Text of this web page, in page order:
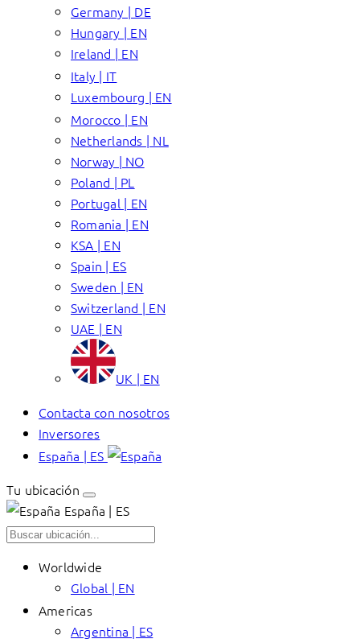
Germany | DE
Hungary | EN
Ireland | EN
Italy | IT
Luxembourg | EN
Morocco | EN
Netherlands | NL
Norway | NO
Poland | PL
Portugal | EN
Romania | EN
KSA | EN
Spain | ES
Sweden | EN
Switzerland | EN
UAE | EN
UK | EN
Contacta con nosotros
Inversores
España | ES
Tu ubicación
España | ES
Worldwide
Global | EN
Americas
Argentina | ES